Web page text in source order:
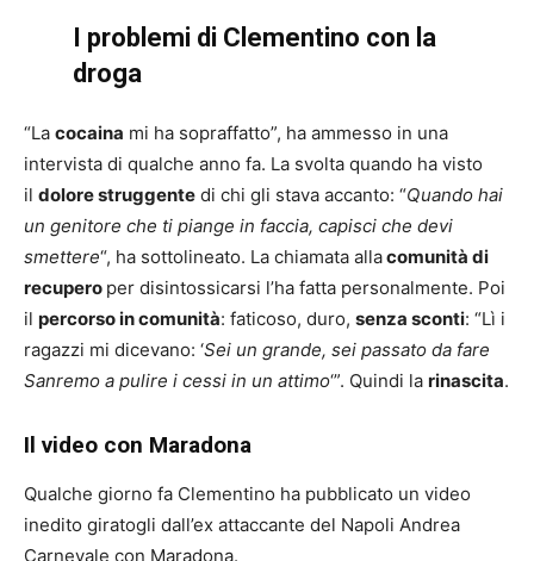
I problemi di Clementino con la
droga
“La cocaina mi ha sopraffatto”, ha ammesso in una
intervista di qualche anno fa. La svolta quando ha visto
il dolore struggente di chi gli stava accanto: “Quando hai
un genitore che ti piange in faccia, capisci che devi
smettere“, ha sottolineato. La chiamata allacomunità di
recupero per disintossicarsi l’ha fatta personalmente. Poi
il percorso in comunità: faticoso, duro, senza sconti: “Lì i
ragazzi mi dicevano: ‘Sei un grande, sei passato da fare
Sanremo a pulire i cessi in un attimo‘”. Quindi la rinascita.
Il video con Maradona
Qualche giorno fa Clementino ha pubblicato un video
inedito giratogli dall’ex attaccante del Napoli Andrea
Carnevale con Maradona.